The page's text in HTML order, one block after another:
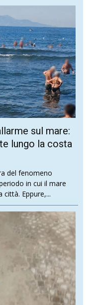
sul mare:
lungo la costa
del fenomeno
in cui il mare
Eppure,...